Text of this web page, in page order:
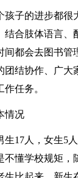
孩子的进步都
结合肢体语言
间都会去图书
团结协作、广
任务。
情况
生17人，女生5
不懂学校规矩